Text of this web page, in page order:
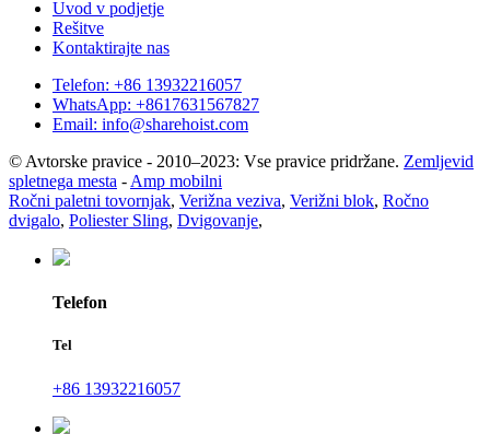
Uvod v podjetje
Rešitve
Kontaktirajte nas
Telefon: +86 13932216057
WhatsApp: +8617631567827
Email: info@sharehoist.com
© Avtorske pravice - 2010–2023: Vse pravice pridržane. Zemljevid
spletnega mesta - Amp mobilni
Ročni paletni tovornjak, Verižna veziva, Verižni blok, Ročno
dvigalo, Poliester Sling, Dvigovanje,
Telefon
Tel
+86 13932216057